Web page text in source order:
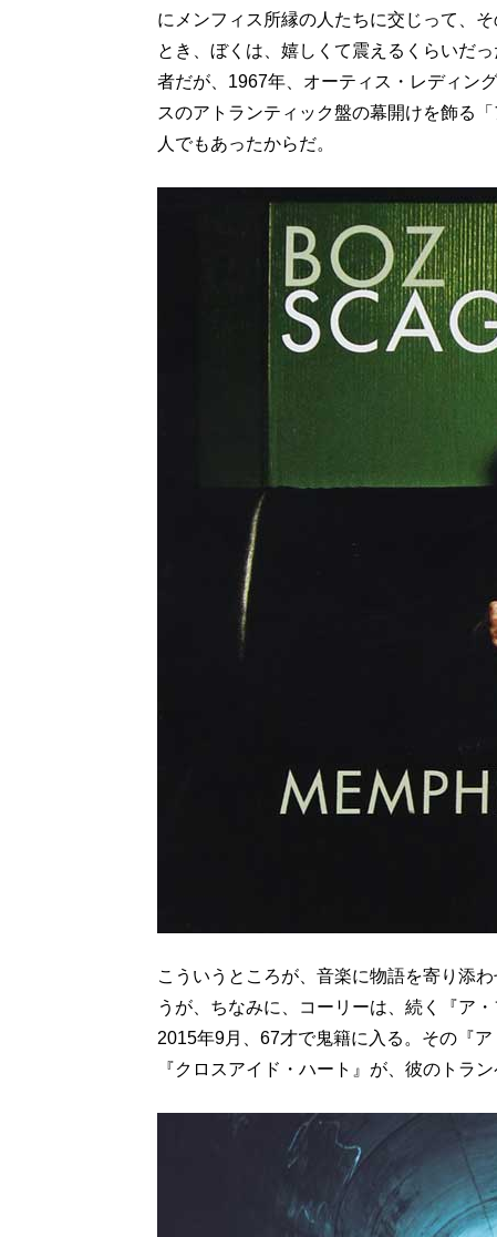
にメンフィス所縁の人たちに交じって、
とき、ぼくは、嬉しくて震えるくらいだ
者だが、1967年、オーティス・レディン
スのアトランティック盤の幕開けを飾る
人でもあったからだ。
こういうところが、音楽に物語を寄り添
うが、ちなみに、コーリーは、続く『ア
2015年9月、67才で鬼籍に入る。その『
『クロスアイド・ハート』が、彼のトラ